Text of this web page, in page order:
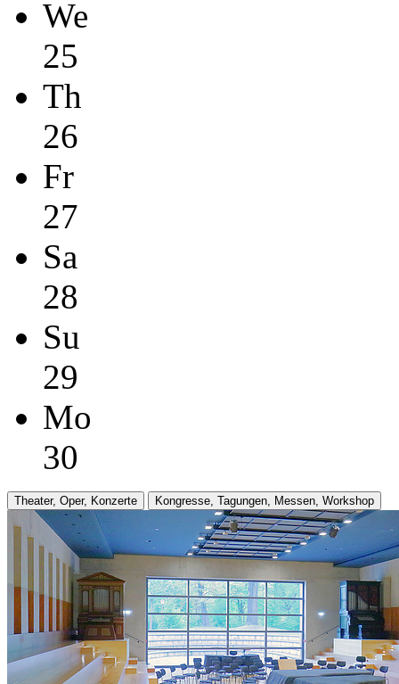
We
25
Th
26
Fr
27
Sa
28
Su
29
Mo
30
Theater, Oper, Konzerte Kongresse, Tagungen, Messen, Workshop